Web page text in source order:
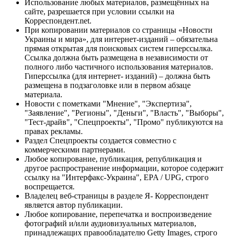
Использование любых материалов, размещённых на
сайте, разрешается при условии ссылки на
Корреспондент.net.
При копировании материалов со страницы «Новости
Украины и мира», для интернет-изданий – обязательна
прямая открытая для поисковых систем гиперссылка.
Ссылка должна быть размещена в независимости от
полного либо частичного использования материалов.
Гиперссылка (для интернет- изданий) – должна быть
размещена в подзаголовке или в первом абзаце
материала.
Новости с пометками "Мнение", "Экспертиза",
"Заявление", "Регионы", "Деньги", "Власть", "Выборы",
"Тест-драйв", "Спецпроекты", "Промо" публикуются на
правах рекламы.
Раздел Спецпроекты создается совместно с
коммерческими партнерами.
Любое копирование, публикация, републикация и
другое распространение информации, которое содержит
ссылку на "Интерфакс-Украина", EPA / UPG, строго
воспрещается.
Владелец веб-страницы в разделе Я- Корреспондент
является автор публикации.
Любое копирование, перепечатка и воспроизведение
фотографий и/или аудиовизуальных материалов,
принадлежащих правообладателю Getty Images, строго